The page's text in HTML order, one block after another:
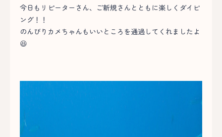
今日もリピーターさん、ご新規さんとともに楽しくダイビ
ング！！
のんびりカメちゃんもいいところを通過してくれましたよ
😆